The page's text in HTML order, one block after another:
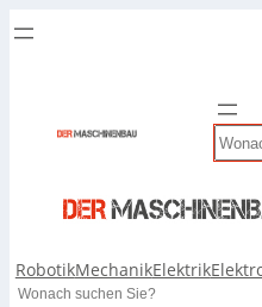
Search
RobotikMechanikElektrik
Search